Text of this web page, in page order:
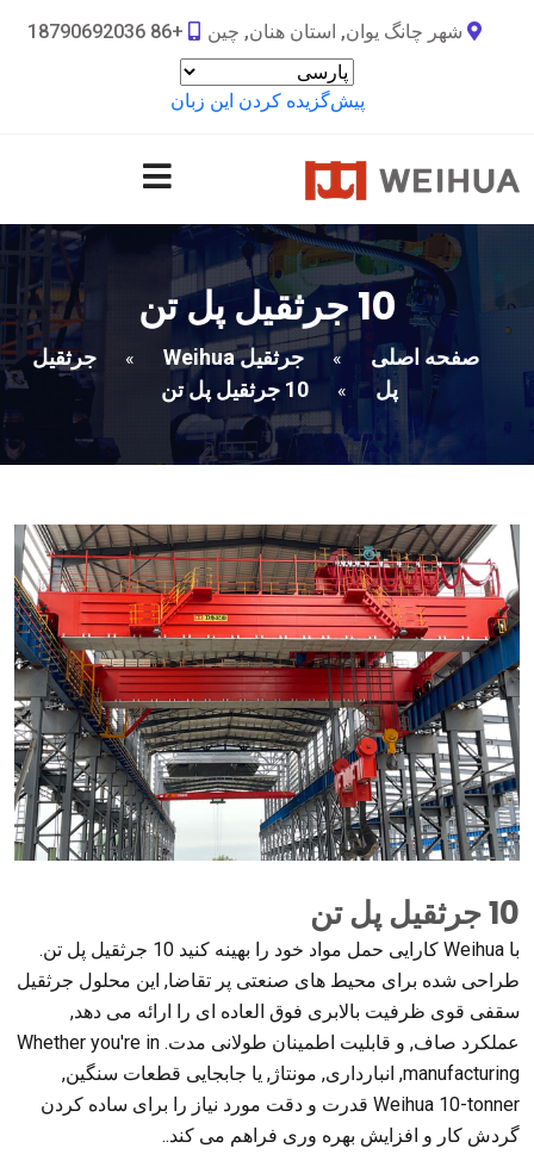
شهر چانگ یوان, استان هنان, چین +86 18790692036
پیش‌گزیده کردن این زبان
10 جرثقیل پل تن
صفحه اصلی » جرثقیل Weihua »
جرثقیل
پل
» 10 جرثقیل پل تن
10 جرثقیل پل تن
با Weihua کارایی حمل مواد خود را بهینه کنید 10 جرثقیل پل تن.
طراحی شده برای محیط های صنعتی پر تقاضا, این محلول جرثقیل
سقفی قوی ظرفیت بالابری فوق العاده ای را ارائه می دهد,
عملکرد صاف, و قابلیت اطمینان طولانی مدت. Whether you're in
manufacturing, انبارداری, مونتاژ, یا جابجایی قطعات سنگین,
Weihua 10-tonner قدرت و دقت مورد نیاز را برای ساده کردن
گردش کار و افزایش بهره وری فراهم می کند..